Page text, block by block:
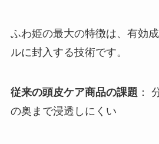
ふわ姫の最大の特徴は、有効
ルに封入する技術です。
従来の頭皮ケア商品の課題 ：
の奥まで浸透しにくい